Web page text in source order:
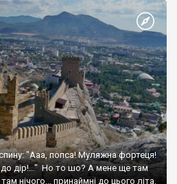
"Ааа, попса! Муляжна фортеця!
до дір!..." Но то шо? А мене ще там
нічого... принаймні до цього літа.